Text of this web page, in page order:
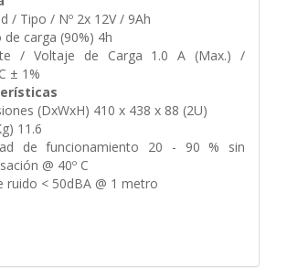
/ Tipo / Nº 2x 12V / 9Ah
de carga (90%) 4h
/ Voltaje de Carga 1.0 A (Max.) /
± 1%
(DxWxH) 410 x 438 x 88 (2U)
11.6
de funcionamiento 20 - 90 % sin
@ 40º C
ruido < 50dBA @ 1 metro